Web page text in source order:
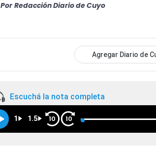
Por Redacción Diario de Cuyo
Agregar Diario de
Escuchá la nota completa
1 1.5 10 10